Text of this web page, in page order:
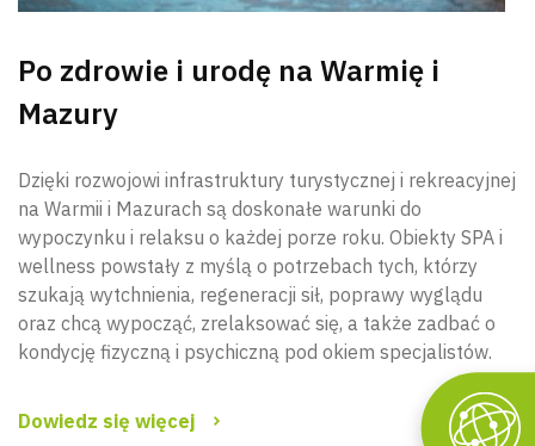
Po zdrowie i urodę na Warmię i
Mazury
Dzięki rozwojowi infrastruktury turystycznej i rekreacyjnej
na Warmii i Mazurach są doskonałe warunki do
wypoczynku i relaksu o każdej porze roku. Obiekty SPA i
wellness powstały z myślą o potrzebach tych, którzy
szukają wytchnienia, regeneracji sił, poprawy wyglądu
oraz chcą wypocząć, zrelaksować się, a także zadbać o
kondycję fizyczną i psychiczną pod okiem specjalistów.
Dowiedz się więcej